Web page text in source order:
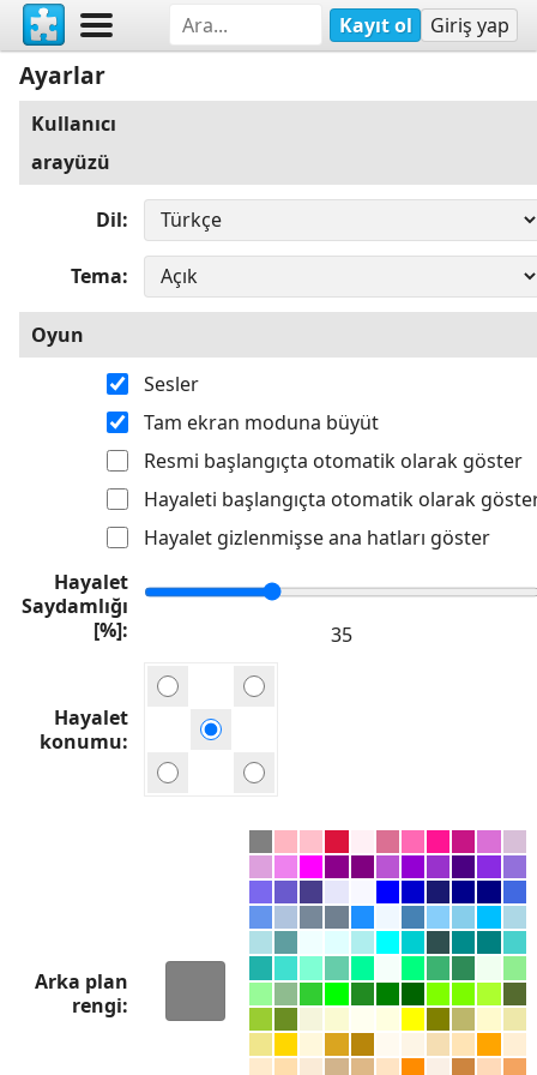
Kayıt ol Giriş yap
Ayarlar
Kullanıcı
arayüzü
Dil
Tema
Oyun
Sesler
Tam ekran moduna büyüt
Resmi başlangıçta otomatik olarak göster
Hayaleti başlangıçta otomatik olarak
Hayalet gizlenmişse ana hatları göster
Hayalet
Saydamlığı
[%]
Hayalet
konumu
Arka plan
rengi